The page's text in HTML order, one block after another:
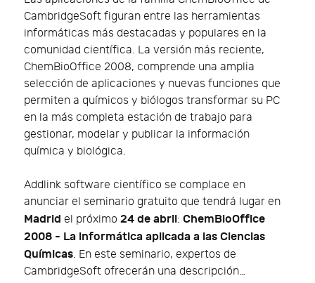
CambridgeSoft figuran entre las herramientas
informáticas más destacadas y populares en la
comunidad científica. La versión más reciente,
ChemBioOffice 2008, comprende una amplia
selección de aplicaciones y nuevas funciones que
permiten a químicos y biólogos transformar su PC
en la más completa estación de trabajo para
gestionar, modelar y publicar la información
química y biológica.
Addlink software científico se complace en
anunciar el seminario gratuito que tendrá lugar en
Madrid el próximo 24 de abril: ChemBioOffice
2008 - La informática aplicada a las Ciencias
Químicas. En este seminario, expertos de
CambridgeSoft ofrecerán una descripción…